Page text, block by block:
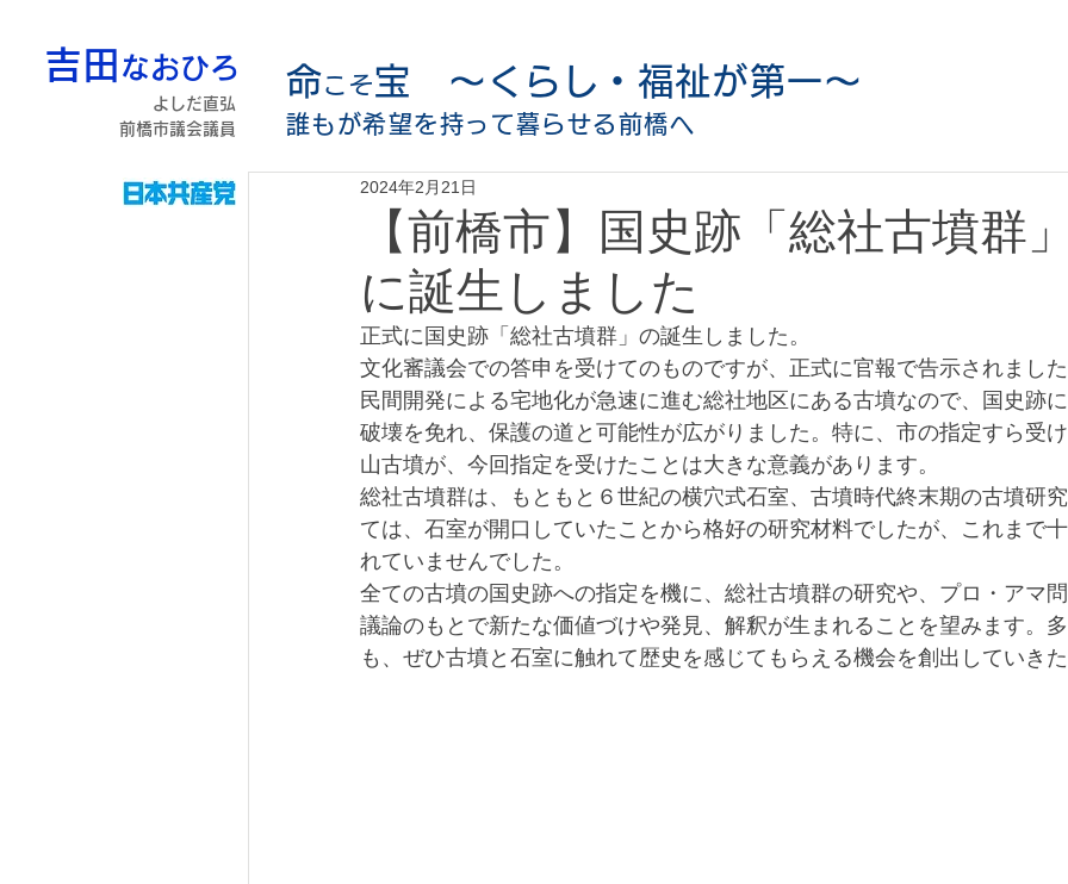
吉田 なおひろ
よしだ直弘
前橋市議会議員
【前橋市】国史跡「総社古墳群
に誕生しました
2024年2月21日
正式に国史跡「総社古墳群」の誕生しました。
文化審議会での答申を受けてのものですが、正式に官報で告示されまし
民間開発による宅地化が急速に進む総社地区にある古墳なので、国史跡
破壊を免れ、保護の道と可能性が広がりました。特に、市の指定すら受
山古墳が、今回指定を受けたことは大きな意義があります。
総社古墳群は、もともと６世紀の横穴式石室、古墳時代終末期の古墳研
ては、石室が開口していたことから格好の研究材料でしたが、これまで
れていませんでした。
全ての古墳の国史跡への指定を機に、総社古墳群の研究や、プロ・アマ
議論のもとで新たな価値づけや発見、解釈が生まれることを望みます。
も、ぜひ古墳と石室に触れて歴史を感じてもらえる機会を創出していき
命こそ宝 〜くらし・福祉が第一〜
誰もが希望を持って暮らせる前橋へ